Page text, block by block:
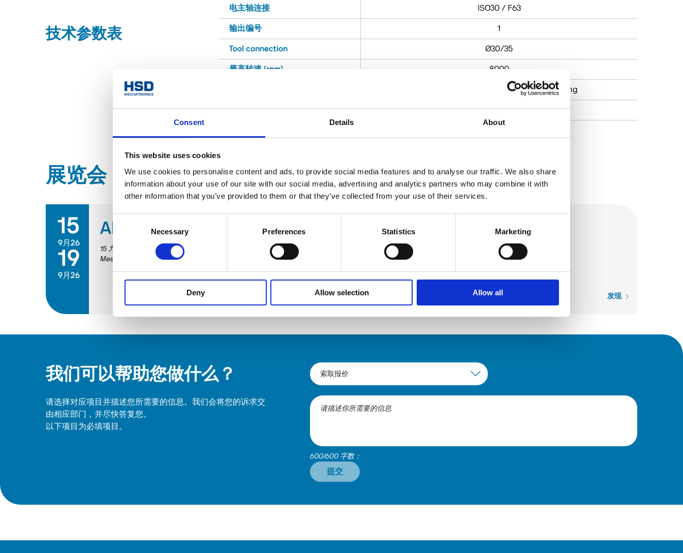
Consent Details About
This website uses cookies
We use cookies to personalise content and ads, to provide social media features and to analyse our traffic. We also share
information about your use of our site with our social media, advertising and analytics partners who may combine it with
other information that you’ve provided to them or that they’ve collected from your use of their services.
Necessary Preferences Statistics Marketing
Deny Allow selection Allow all
技术参数表
电主轴连接 ISO30 / F63
输出编号 1
Tool connection Ø30/35
最高转速 [rpm] 8000
Milling (Fresatura) Cutting (Taglio) Folding
重量 [kg] 8
展览会
15
9月26
19
9月26
AMB 2026
15 九月 2026
19 九月 2026
Messepiazza 1, 70629 Stuttgart
发现
我们可以帮助您做什么？
请选择对应项目并描述您所需要的信息。我们会将您的诉求交
由相应部门，并尽快答复您。
以下项目为必填项目。
600/600 字数：
提交